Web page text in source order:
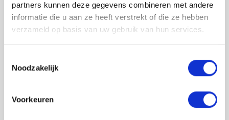
partners kunnen deze gegevens combineren met andere
informatie die u aan ze heeft verstrekt of die ze hebben
verzameld op basis van uw gebruik van hun services.
Noodzakelijk
Voorkeuren
Jouw feedback wordt verwerkt door de
adviseurs van het team richtlijnen NCJ. Als zij